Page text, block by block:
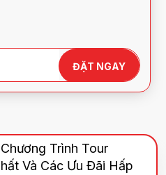
ĐẶT NGAY
Trình Tour
Và Các Ưu Đãi Hấp